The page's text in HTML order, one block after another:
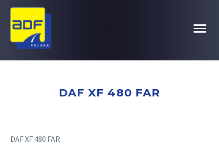
.
DAF XF 480 FAR
DAF XF 480 FAR